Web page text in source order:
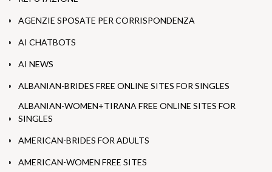
AGENZIE SPOSATE PER CORRISPONDENZA
AI CHATBOTS
AI NEWS
ALBANIAN-BRIDES FREE ONLINE SITES FOR SINGLES
ALBANIAN-WOMEN+TIRANA FREE ONLINE SITES FOR
SINGLES
AMERICAN-BRIDES FOR ADULTS
AMERICAN-WOMEN FREE SITES